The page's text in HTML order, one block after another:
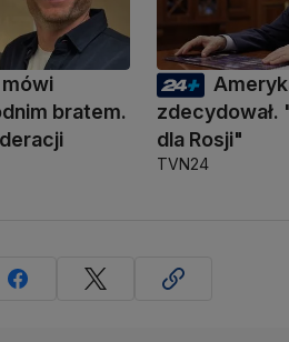
bratem.
zdecydował.
dla Rosji"
TVN24